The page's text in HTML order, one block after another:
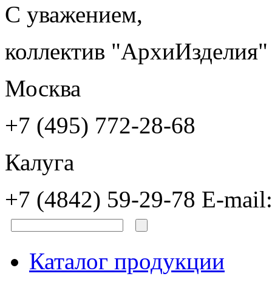
С уважением,
коллектив "АрхиИзделия"
Москва
+7 (495) 772-28-68
Калуга
+7 (4842) 59-29-78 E-
Каталог продукции